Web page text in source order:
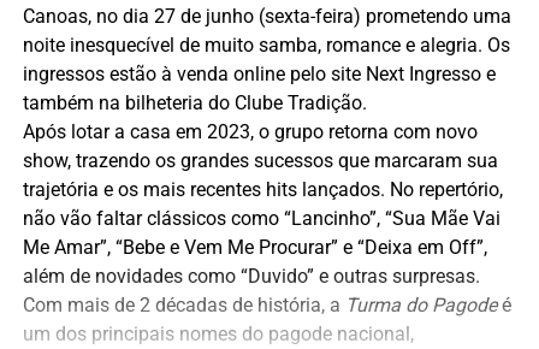
Canoas, no dia 27 de junho (sexta-feira) prometendo uma
noite inesquecível de muito samba, romance e alegria. Os
ingressos estão à venda online pelo site Next Ingresso e
também na bilheteria do Clube Tradição.
Após lotar a casa em 2023, o grupo retorna com novo
show, trazendo os grandes sucessos que marcaram sua
trajetória e os mais recentes hits lançados. No repertório,
não vão faltar clássicos como “Lancinho”, “Sua Mãe Vai
Me Amar”, “Bebe e Vem Me Procurar” e “Deixa em Off”,
além de novidades como “Duvido” e outras surpresas.
Com mais de 2 décadas de história, a Turma do Pagodeé
um dos principais nomes do pagode nacional,